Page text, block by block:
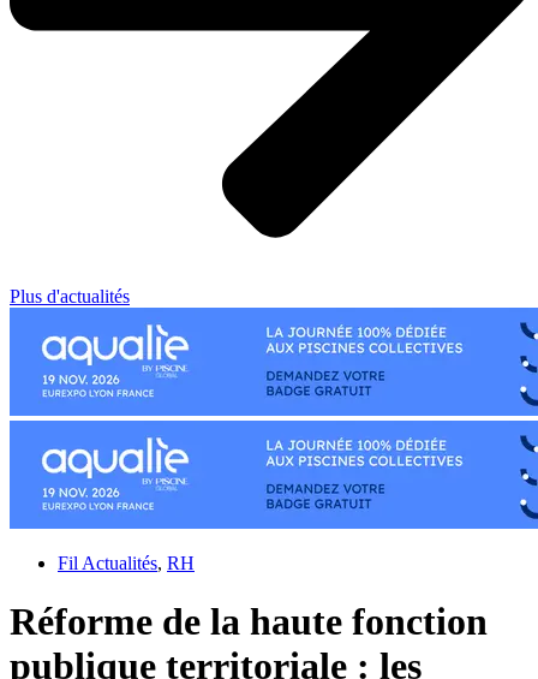
Plus d'actualités
Fil Actualités, RH
Réforme de la haute fonction
publique territoriale : les